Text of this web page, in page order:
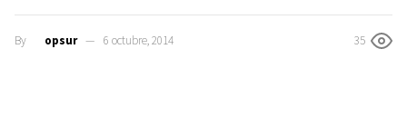
By opsur 6 octubre, 2014 35